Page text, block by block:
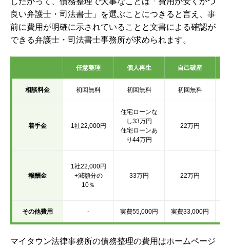
良い弁護士・司法書士」を選ぶことにつきると言え、事
前に費用が明確に示されていることと文書による確認が
できる弁護士・司法書士事務所が求められます。
任意整理 個人再生 自己破産
相談料金 初回無料 初回無料 初回無料
着手金 1社22,000円
住宅ローンな
し33万円
住宅ローンあ
り44万円
22万円
報酬金
1社22,000円
+減額分の
10％
33万円 22万円
その他費用 - 実費55,000円 実費33,000円
マイタウン法律事務所の債務整理の費用はホームページ